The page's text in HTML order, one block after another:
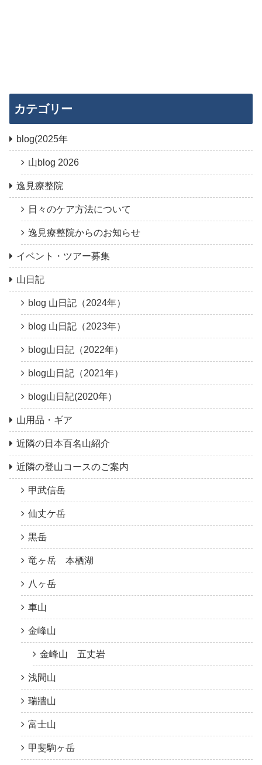
カテゴリー
blog(2025年
山blog 2026
逸見療整院
日々のケア方法について
逸見療整院からのお知らせ
イベント・ツアー募集
山日記
blog 山日記（2024年）
blog 山日記（2023年）
blog山日記（2022年）
blog山日記（2021年）
blog山日記(2020年）
山用品・ギア
近隣の日本百名山紹介
近隣の登山コースのご案内
甲武信岳
仙丈ケ岳
黒岳
竜ヶ岳 本栖湖
八ヶ岳
車山
金峰山
金峰山 五丈岩
浅間山
瑞牆山
富士山
甲斐駒ヶ岳